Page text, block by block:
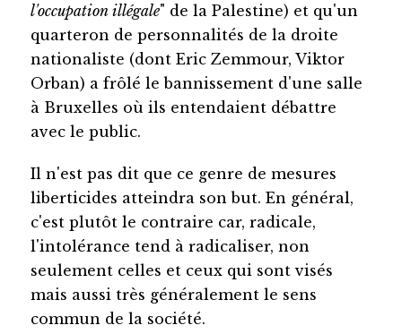
l'occupation illégale" de la Palestine) et qu'un
quarteron de personnalités de la droite
nationaliste (dont Eric Zemmour, Viktor
Orban) a frôlé le bannissement d'une salle
à Bruxelles où ils entendaient débattre
avec le public.
Il n'est pas dit que ce genre de mesures
liberticides atteindra son but. En général,
c'est plutôt le contraire car, radicale,
l'intolérance tend à radicaliser, non
seulement celles et ceux qui sont visés
mais aussi très généralement le sens
commun de la société.